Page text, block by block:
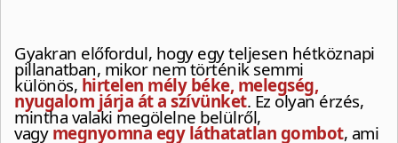
Gyakran előfordul, hogy egy teljesen hétköznapi
pillanatban, mikor nem történik semmi
különös, hirtelen mély béke, melegség,
nyugalom járja át a szívünket. Ez olyan érzés,
mintha valaki megölelne belülről,
vagy megnyomna egy láthatatlan gombot, ami